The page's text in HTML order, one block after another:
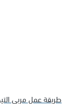
طريقة عمل مربى